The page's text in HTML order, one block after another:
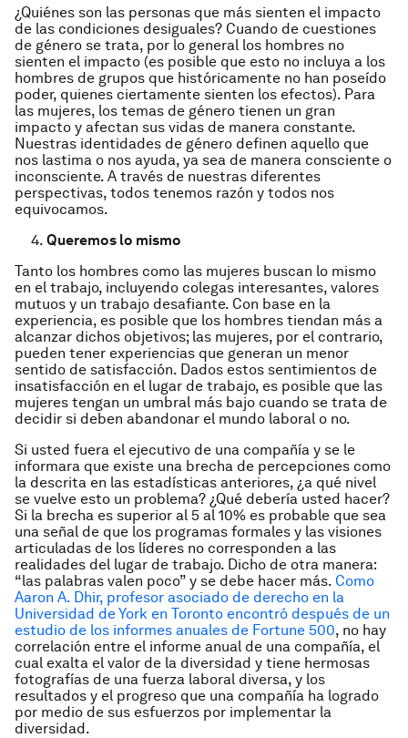
¿Quiénes son las personas que más sienten el impacto
de las condiciones desiguales? Cuando de cuestiones
de género se trata, por lo general los hombres no
sienten el impacto (es posible que esto no incluya a los
hombres de grupos que históricamente no han poseído
poder, quienes ciertamente sienten los efectos). Para
las mujeres, los temas de género tienen un gran
impacto y afectan sus vidas de manera constante.
Nuestras identidades de género definen aquello que
nos lastima o nos ayuda, ya sea de manera consciente o
inconsciente. A través de nuestras diferentes
perspectivas, todos tenemos razón y todos nos
equivocamos.
4. Queremos lo mismo
Tanto los hombres como las mujeres buscan lo mismo
en el trabajo, incluyendo colegas interesantes, valores
mutuos y un trabajo desafiante. Con base en la
experiencia, es posible que los hombres tiendan más a
alcanzar dichos objetivos; las mujeres, por el contrario,
pueden tener experiencias que generan un menor
sentido de satisfacción. Dados estos sentimientos de
insatisfacción en el lugar de trabajo, es posible que las
mujeres tengan un umbral más bajo cuando se trata de
decidir si deben abandonar el mundo laboral o no.
Si usted fuera el ejecutivo de una compañía y se le
informara que existe una brecha de percepciones como
la descrita en las estadísticas anteriores, ¿a qué nivel
se vuelve esto un problema? ¿Qué debería usted hacer?
Si la brecha es superior al 5 al 10% es probable que sea
una señal de que los programas formales y las visiones
articuladas de los líderes no corresponden a las
realidades del lugar de trabajo. Dicho de otra manera:
“las palabras valen poco” y se debe hacer más. Como
Aaron A. Dhir, profesor asociado de derecho en la
Universidad de York en Toronto encontró después de un
estudio de los informes anuales de Fortune 500, no hay
correlación entre el informe anual de una compañía, el
cual exalta el valor de la diversidad y tiene hermosas
fotografías de una fuerza laboral diversa, y los
resultados y el progreso que una compañía ha logrado
por medio de sus esfuerzos por implementar la
diversidad.